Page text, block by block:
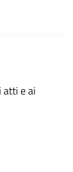
atti e ai